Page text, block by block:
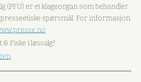
(PFU) er et klageorgan som behandler
spørsmål. For informasjon
Fiske i løssalg?